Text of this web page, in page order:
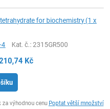
for biochemistry (1 x
4 Kat. č.: 2315GR500
Kč
výhodnou cenu Poptat větší množství